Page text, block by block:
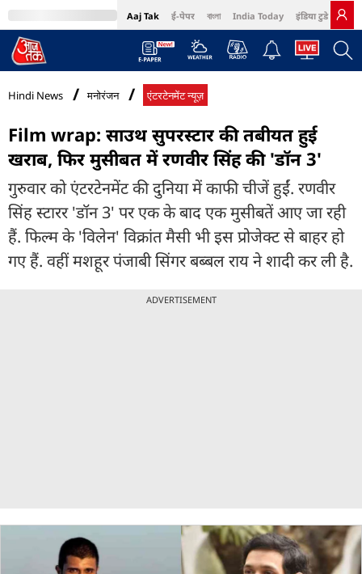
Aaj Tak ई-पेपर বাংলা India Today इंडिया टुडे हिंदी
MumbaiTak Cosmopolitan Harper's Bazaar Northeast
Hindi News मनोरंजन एंटरटेनमेंट न्यूज़
Film wrap: साउथ सुपरस्टार की तबीयत हुई
खराब, फिर मुसीबत में रणवीर सिंह की 'डॉन 3'
गुरुवार को एंटरटेनमेंट की दुनिया में काफी चीजें हुईं. रणवीर
सिंह स्टारर 'डॉन 3' पर एक के बाद एक मुसीबतें आए जा रही
हैं. फिल्म के 'विलेन' विक्रांत मैसी भी इस प्रोजेक्ट से बाहर हो
गए हैं. वहीं मशहूर पंजाबी सिंगर बब्बल राय ने शादी कर ली है.
ADVERTISEMENT